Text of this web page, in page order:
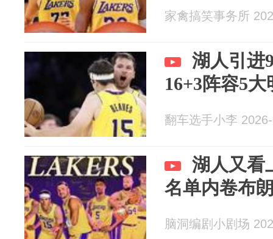
家禽搞笑事务所
湖人引进
16+3阵容5
翻车选手小李
湖人又看
名单内卷布
脑洞编剧小剧场